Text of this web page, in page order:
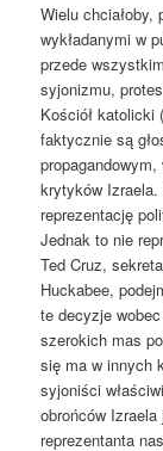
Wielu
wykładanymi w
przede
syjonizmu,
Kościół katolicki
faktycznie są
krytyków Izraela.
reprezentację
Jednak to nie
Ted Cruz,
Huckabee,
te decyzje
szerokich mas
się ma w innych
syjoniści
obrońców
reprezentanta